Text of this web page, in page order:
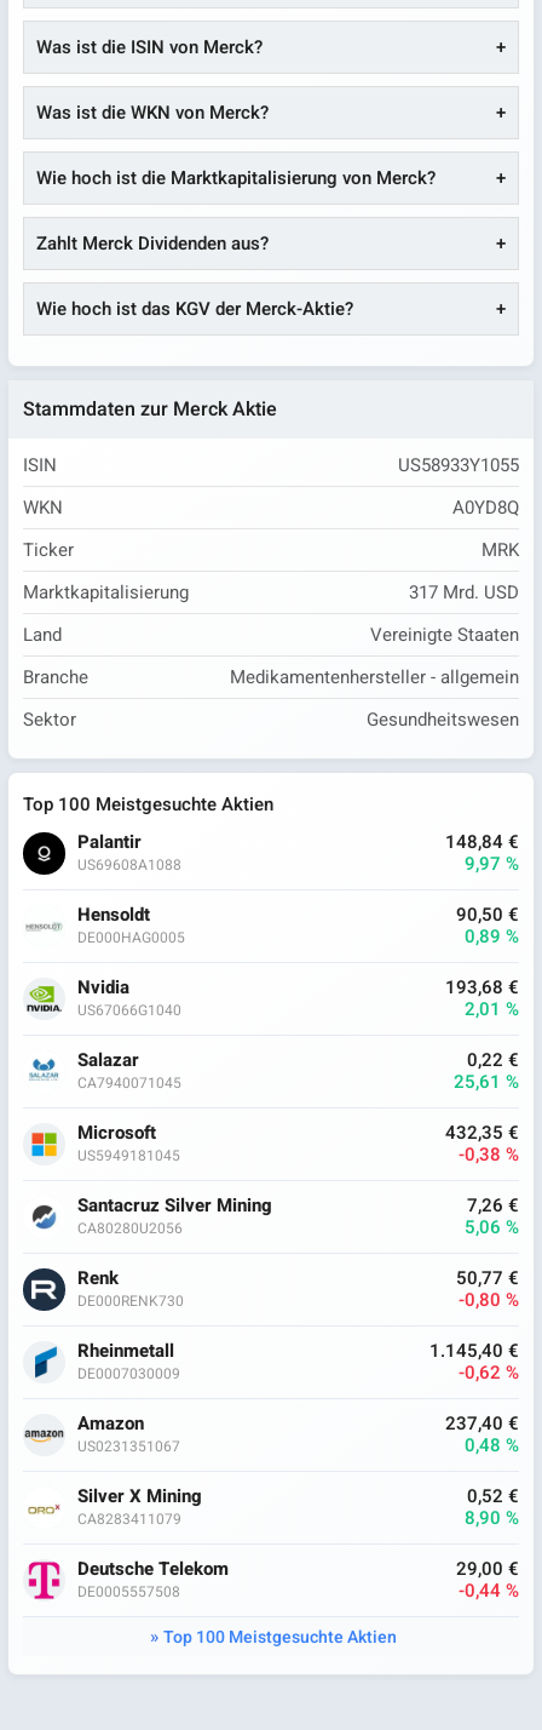
Was ist die ISIN von Merck?
Was ist die WKN von Merck?
Wie hoch ist die Marktkapitalisierung von Merck?
Zahlt Merck Dividenden aus?
Wie hoch ist das KGV der Merck-Aktie?
Stammdaten zur Merck Aktie
ISIN
US58933Y1055
WKN
A0YD8Q
Ticker
MRK
Marktkapitalisierung
317 Mrd. USD
Land
Vereinigte Staaten
Branche
Medikamentenhersteller - allgemein
Sektor
Gesundheitswesen
Top 100 Meistgesuchte Aktien
Palantir
US69608A1088
148,84 €
9,97 %
Hensoldt
DE000HAG0005
90,50 €
0,89 %
Nvidia
US67066G1040
193,68 €
2,01 %
Salazar
CA7940071045
0,22 €
25,61 %
Microsoft
US5949181045
432,35 €
-0,38 %
Santacruz Silver Mining
CA80280U2056
7,26 €
5,06 %
Renk
DE000RENK730
50,77 €
-0,80 %
Rheinmetall
DE0007030009
1.145,40 €
-0,62 %
Amazon
US0231351067
237,40 €
0,48 %
Silver X Mining
CA8283411079
0,52 €
8,90 %
Deutsche Telekom
DE0005557508
29,00 €
-0,44 %
Top 100 Meistgesuchte Aktien